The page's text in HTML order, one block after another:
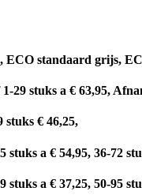
standaard grijs,
29 stuks a € 63,95,
stuks € 46,25,
a € 54,95, 36-72
a € 37,25, 50-95